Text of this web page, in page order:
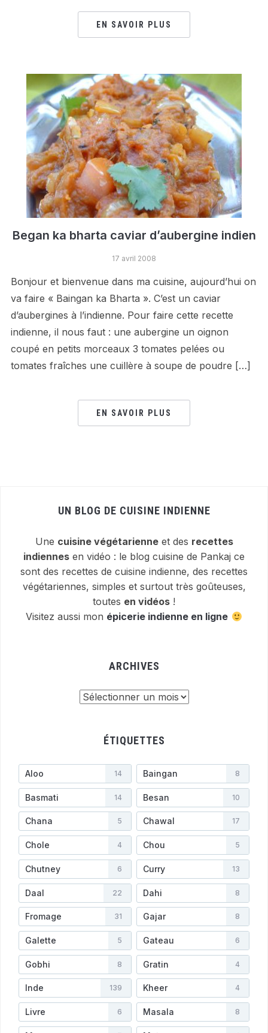
EN SAVOIR PLUS
Began ka bharta caviar d’aubergine indien
17 avril 2008
Bonjour et bienvenue dans ma cuisine, aujourd’hui on
va faire « Baingan ka Bharta ». C’est un caviar
d’aubergines à l’indienne. Pour faire cette recette
indienne, il nous faut : une aubergine un oignon
coupé en petits morceaux 3 tomates pelées ou
tomates fraîches une cuillère à soupe de poudre […]
EN SAVOIR PLUS
UN BLOG DE CUISINE INDIENNE
Une cuisine végétarienneet des recettes
indiennes en vidéo : le blog cuisine de Pankaj ce
sont des recettes de cuisine indienne, des recettes
végétariennes, simples et surtout très goûteuses,
toutes en vidéos !
Visitez aussi mon épicerie indienne en ligne
ARCHIVES
ÉTIQUETTES
Aloo 14 Baingan 8
Basmati 14 Besan 10
Chana 5 Chawal 17
Chole 4 Chou 5
Chutney 6 Curry 13
Daal 22 Dahi 8
Fromage 31 Gajar 8
Galette 5 Gateau 6
Gobhi 8 Gratin 4
Inde 139 Kheer 4
Livre 6 Masala 8